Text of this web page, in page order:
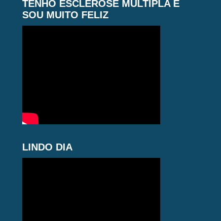
TENHO ESCLEROSE MÚLTIPLA E
SOU MUITO FELIZ
LINDO DIA